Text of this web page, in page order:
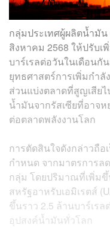
กลุ่มประเทศผู้ผลิตน้ำมั
สิงหาคม 2568 ให้ปรับเ
บาร์เรลต่อวันในเดือนกั
ยุทธศาสตร์การเพิ่มกำลั
ส่วนแบ่งตลาดที่สูญเสีย
น้ำมันจากรัสเซียที่อาจ
ต่อตลาดพลังงานโลก
การตัดสินใจดังกล่าวถื
กำหนด จากมาตรการล
กลุ่ม โดยปริมาณที่เพิ่มขึ้
สหรัฐอาหรับเอมิเรตส์
ขึ้นราว 2.5 ล้านบาร์เร
อุปสงค์น้ำมันทั่วโลก